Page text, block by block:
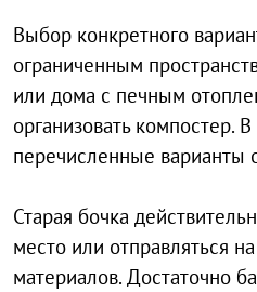
Выбор конкретного
ограниченным
или дома с печным
организовать компостер.
перечисленные варианты
Старая бочка
место или отправляться
материалов. Достаточно